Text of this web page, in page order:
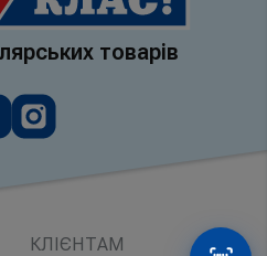
товарів
КЛІЄНТАМ